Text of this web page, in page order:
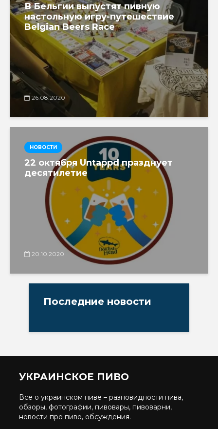
В Бельгии выпустят пивную
настольную игру-путешествие
Belgian Beers Race
26.08.2020
НОВОСТИ
22 октября Untappd празднует
десятилетие
20.10.2020
Последние новости
УКРАИНСКОЕ ПИВО
Все о украинском пиве – разновидности пива,
обзоры, фотографии, пивовары, пивоварни,
новости про пиво, обсуждения.